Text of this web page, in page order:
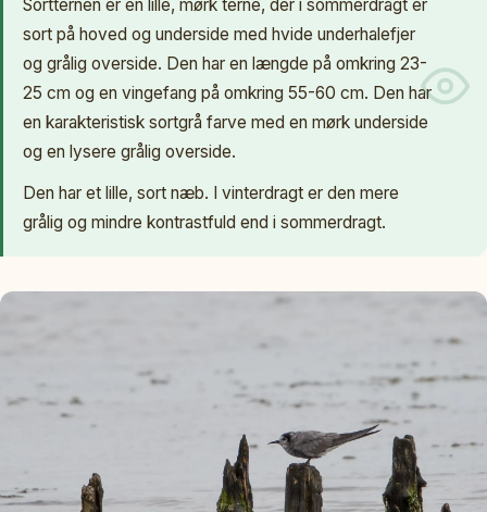
Sortternen er en lille, mørk terne, der i sommerdragt er
sort på hoved og underside med hvide underhalefjer
og grålig overside. Den har en længde på omkring 23-
25 cm og en vingefang på omkring 55-60 cm. Den har
en karakteristisk sortgrå farve med en mørk underside
og en lysere grålig overside.
Den har et lille, sort næb. I vinterdragt er den mere
grålig og mindre kontrastfuld end i sommerdragt.